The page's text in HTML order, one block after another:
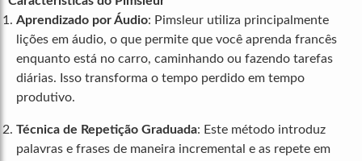
Aprendizado por Áudio: Pimsleur utiliza principalmente
lições em áudio, o que permite que você aprenda francês
enquanto está no carro, caminhando ou fazendo tarefas
diárias. Isso transforma o tempo perdido em tempo
produtivo.
Técnica de Repetição Graduada: Este método introduz
palavras e frases de maneira incremental e as repete em